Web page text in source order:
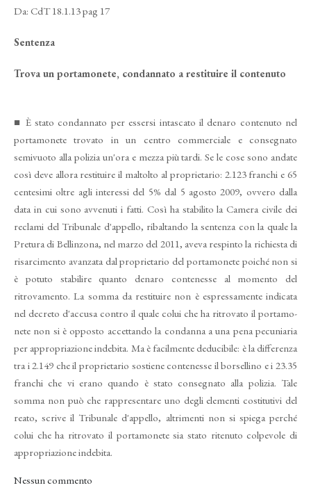
Da: CdT 18.1.13 pag 17
Sentenza
Trova un portamonete, condannato a restituire il contenuto
■ È stato condannato per essersi intascato il denaro contenuto nel
portamonete trovato in un centro commerciale e consegna­to
semivuoto alla polizia un'ora e mezza più tardi. Se le cose sono andate
così deve allora restituire il maltolto al proprietario: 2.123 franchi e 65
centesimi oltre agli interessi del 5% dal 5 agosto 2009, ovvero dalla
data in cui so­no avvenuti i fatti. Così ha stabili­to la Camera civile dei
reclami del Tribunale d'appello, ribal­tando la sentenza con la quale la
Pretura di Bellinzona, nel marzo del 2011, aveva respinto la ri­chiesta di
risarcimento avanzata dal proprietario del portamone­te poiché non si
è potuto stabili­re quanto denaro contenesse al momento del
ritrovamento. La somma da restituire non è espressamente indicata
nel de­creto d'accusa contro il quale colui che ha ritrovato il portamo­
nete non si è opposto accettando la condanna a una pena pecu­niaria
per appropriazione inde­bita. Ma è facilmente deducibile: è la differenza
tra i 2.149 che il proprietario sostiene contenesse il borsellino e i 23.35
franchi che vi erano quando è stato conse­gnato alla polizia. Tale
somma non può che rappresentare uno degli elementi costitutivi del
rea­to, scrive il Tribunale d'appello, altrimenti non si spiega perché
colui che ha ritrovato il porta­monete sia stato ritenuto colpe­vole di
appropriazione indebita.
Nessun commento